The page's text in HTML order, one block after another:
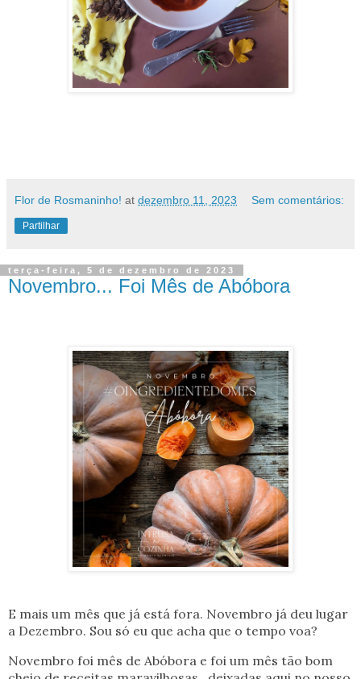
Flor de Rosmaninho! at dezembro 11, 2023 Sem comentários:
Partilhar
terça-feira, 5 de dezembro de 2023
Novembro... Foi Mês de Abóbora
E mais um mês que já está fora. Novembro já deu lugar
a Dezembro. Sou só eu que acha que o tempo voa?
Novembro foi mês de Abóbora e foi um mês tão bom